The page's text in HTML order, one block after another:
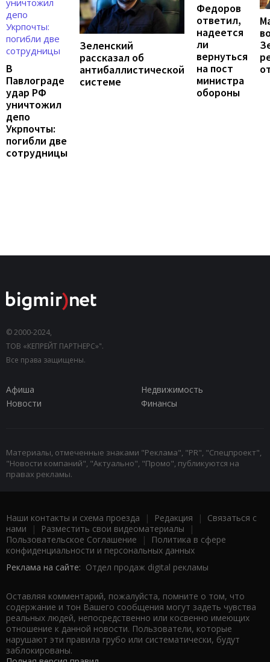
В
Павлограде
удар РФ
уничтожил
депо
Укрпочты:
погибли две
сотрудницы
Зеленский
рассказал об
антибаллистической
системе
Федоров
ответил,
надеется
ли
вернуться
на пост
министра
обороны
© 2000-2024,
ТОВ «КЕПРЕЙТ ПАРТНЕРС»".
Все права защищены.
Афиша
Недвижимость
Новости
Финансы
Материалы, отмеченные знаками "Реклама", "PR", "Спецпроект",
"Новости компаний", "Актуально", "Промо", публикуются на
правах рекламы.
Наши контакты и схема проезда | Редакция | Связаться с
нами | Разместить свои видеоматериалы |
Пользовательское Соглашение |
Политика в сфере
конфиденциальности и персональных данных
Реклама на сайте: Отдел продаж digital рекламы
Оставляя комментарий, пожалуйста, помните о том, что
содержание и тон Вашего сообщения могут задеть чувства
реальных людей, непосредственно или косвенно имеющих
отношение к данной новости. Пользователи, которые
нарушают эти правила грубо или систематически, будут
заблокированы.